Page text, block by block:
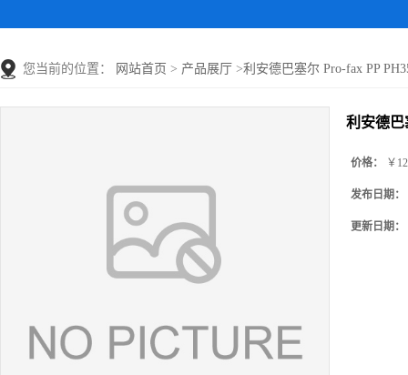
您当前的位置： 网站首页 > 产品展厅 >利安德巴塞尔 Pro-fax PP
利安德巴
价格： ￥
发布日期：
更新日期：